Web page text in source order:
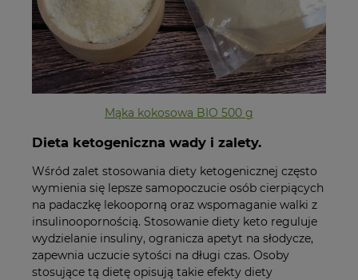
Mąka kokosowa BIO 500 g
Dieta ketogeniczna wady i zalety.
Wśród zalet stosowania diety ketogenicznej często
wymienia się lepsze samopoczucie osób cierpiących
na padaczkę lekooporną oraz wspomaganie walki z
insulinoopornością. Stosowanie diety keto reguluje
wydzielanie insuliny, ogranicza apetyt na słodycze,
zapewnia uczucie sytości na długi czas. Osoby
stosujące tą dietę opisują takie efekty diety